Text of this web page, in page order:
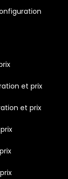
et prix
et prix